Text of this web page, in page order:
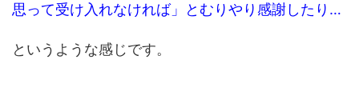
思って受け入れなければ」とむりやり感謝したり…
というような感じです。